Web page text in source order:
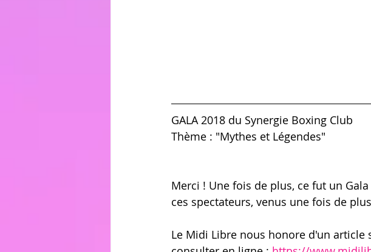
GALA 2018 du Synergie Boxing Club
Thème : "Mythes et Légendes"
Merci ! Une fois de plus, ce fut un
ces spectateurs, venus une fois de
Le Midi Libre nous honore d'un